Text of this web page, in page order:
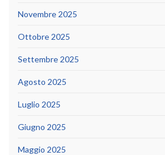
Novembre 2025
Ottobre 2025
Settembre 2025
Agosto 2025
Luglio 2025
Giugno 2025
Maggio 2025